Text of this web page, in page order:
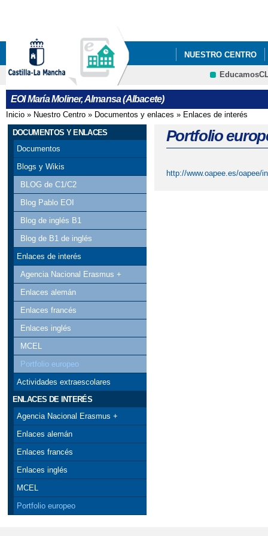
NUESTRO CENTRO
PROCESO DE
EOI María Moliner, Almansa (Albacete)
Se encuentra usted aquí
Inicio » Nuestro Centro » Documentos y enlaces » Enlaces de interés
DOCUMENTOS Y ENLACES
Documentos
Blogs y Wikis
BLOG de C1/C2
Blog Pablo EOI
Blog de inglés B1
Blog de B1 de inglés
Enlaces de interés
Agencia Nacional Erasmus +
Enlaces alemán
Enlaces francés
Enlaces inglés
MCEL
Portfolio europeo
Actividades extraescolares
ENLACES DE INTERÉS
Agencia Nacional Erasmus +
Enlaces alemán
Enlaces francés
Enlaces inglés
MCEL
Portfolio europeo
Portfolio
http://www.oapee.es/oapee/